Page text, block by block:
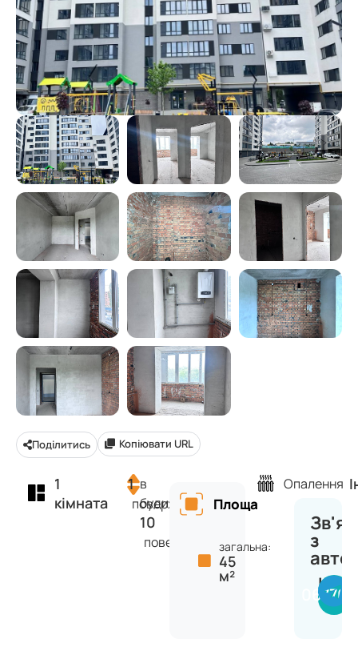
Поділитись Копіювати URL
1
кімната
1
поверх
в
будинку
10
поверхів
Площа
загальна:
45
м²
Опалення
з
Інна